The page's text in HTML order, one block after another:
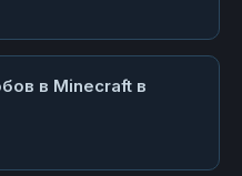
в Minecraft в